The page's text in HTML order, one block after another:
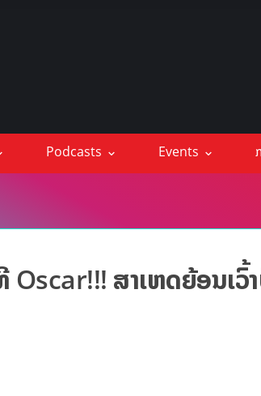
Podcasts Events
ສາເຫດຍ້ອນເວົ້